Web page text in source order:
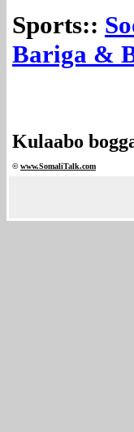
Sports::
Bariga &
Kulaabo
©www.SomaliTalk.com